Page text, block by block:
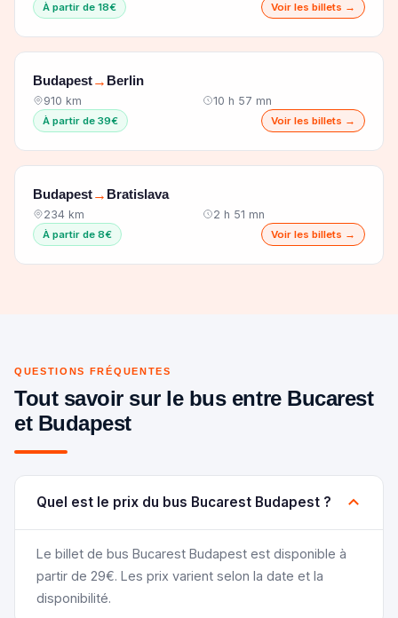
À partir de 18€ Voir les billets →
Budapest→ Berlin
910 km 10 h 57 mn
À partir de 39€ Voir les billets →
Budapest→ Bratislava
234 km 2 h 51 mn
À partir de 8€ Voir les billets →
QUESTIONS FRÉQUENTES
Tout savoir sur le bus entre Bucarest
et Budapest
Quel est le prix du bus Bucarest Budapest ?
Le billet de bus Bucarest Budapest est disponible à
partir de 29€. Les prix varient selon la date et la
disponibilité.